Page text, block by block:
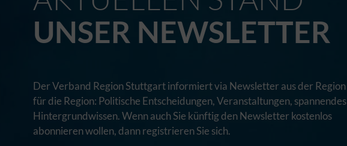
UNSER NEWSLETTER
Der Verband Region Stuttgart informiert via Newsletter aus der Region
für die Region: Politische Entscheidungen, Veranstaltungen, spannendes
Hintergrundwissen. Wenn auch Sie künftig den Newsletter kostenlos
abonnieren wollen, dann registrieren Sie sich.